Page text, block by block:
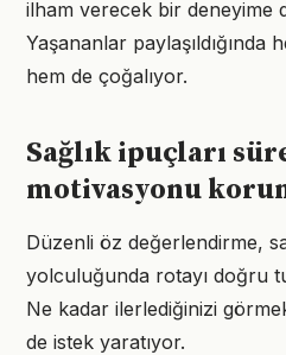
ilham verecek bir deneyime
Yaşananlar paylaşıldığında
hem de çoğalıyor.
Sağlık ipuçları
motivasyonu
Düzenli öz değerlendirme,
yolculuğunda rotayı doğru
Ne kadar ilerlediğinizi
de istek yaratıyor.